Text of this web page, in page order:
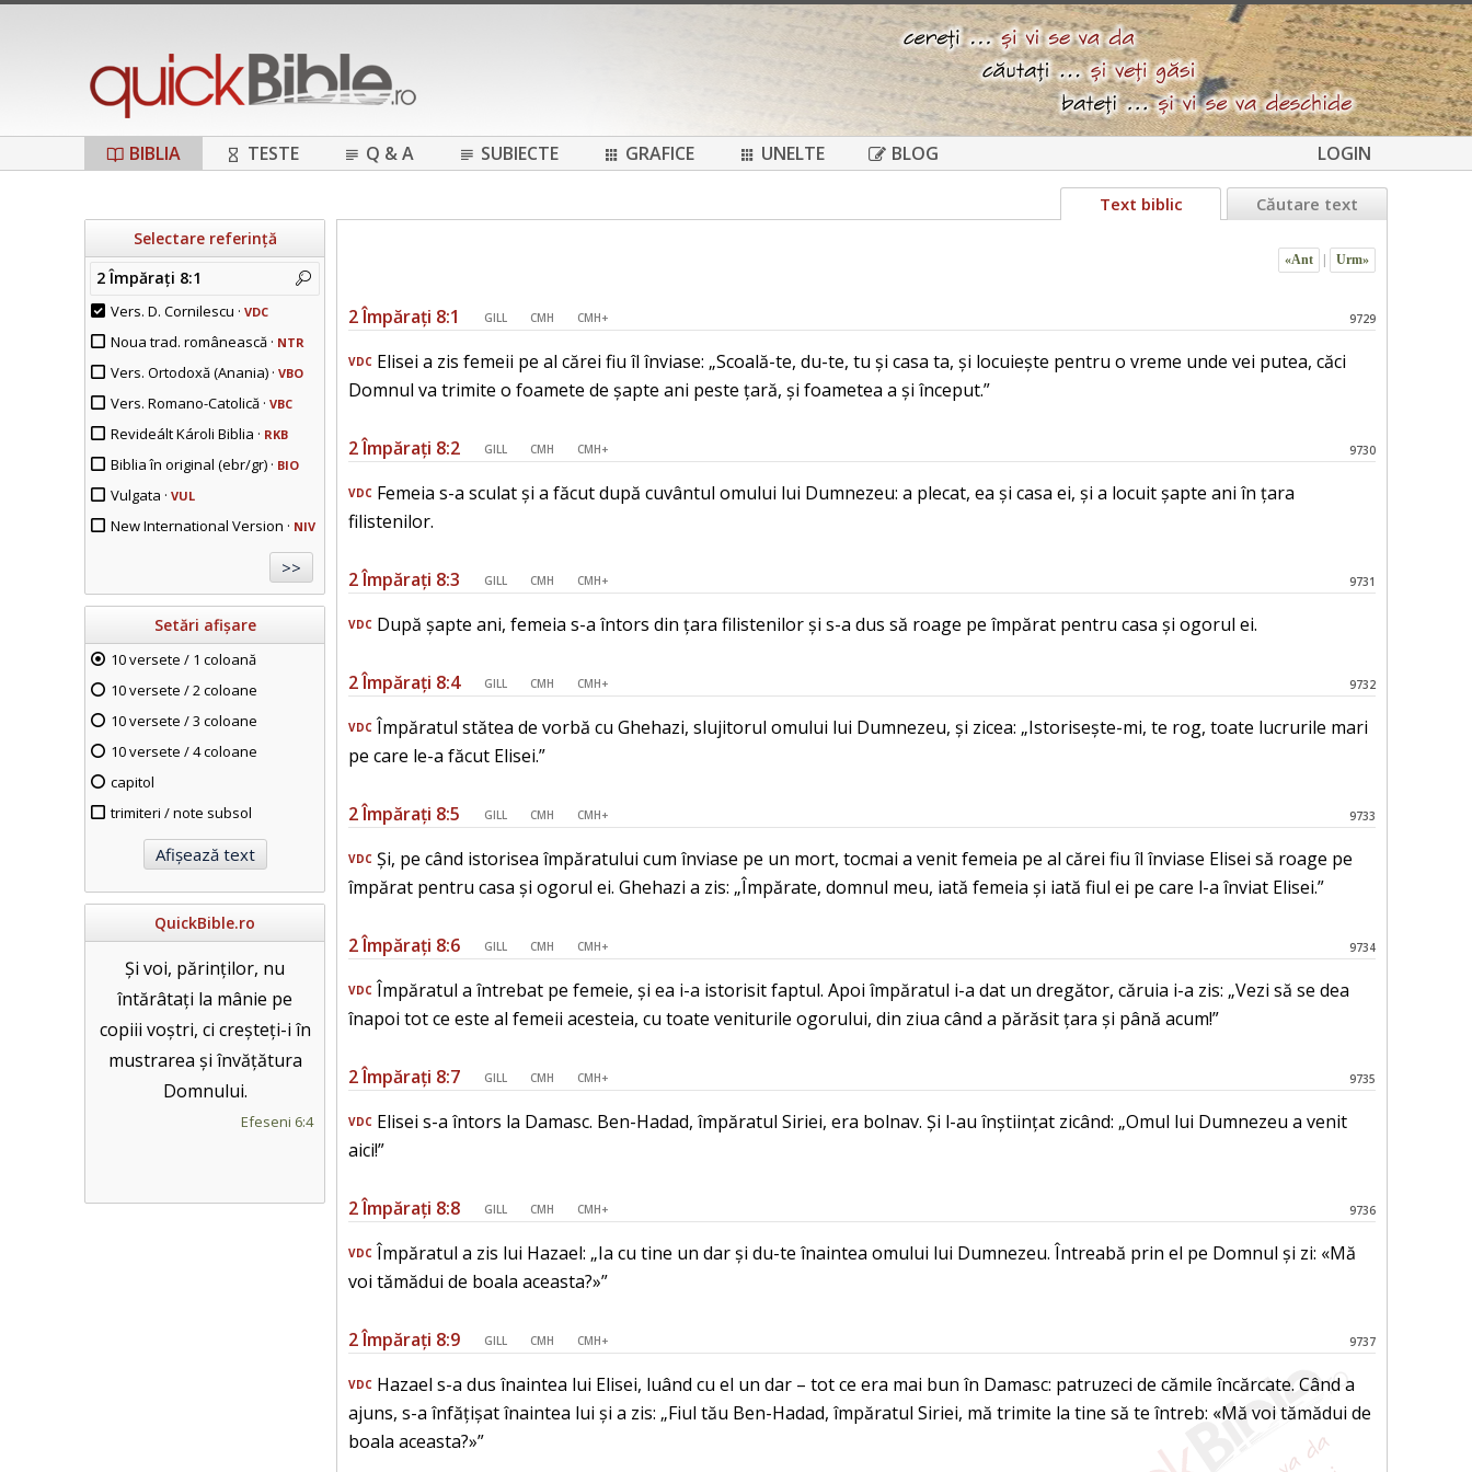
BIBLIA TESTE Q & A SUBIECTE GRAFICE UNELTE BLOG LOGIN
Selectare referință
2 Împărați 8:1
Vers. D. Cornilescu · VDC
Noua trad. românească · NTR
Vers. Ortodoxă (Anania) · VBO
Vers. Romano-Catolică · VBC
Revideált Károli Biblia · RKB
Biblia în original (ebr/gr) · BIO
Vulgata · VUL
New International Version · NIV
Setări afișare
10 versete / 1 coloană
10 versete / 2 coloane
10 versete / 3 coloane
10 versete / 4 coloane
capitol
trimiteri / note subsol
QuickBible.ro
Și voi, părinților, nu
întărâtați la mânie pe
copiii voștri, ci creșteți-i în
mustrarea și învățătura
Domnului.
Efeseni 6:4
Căutare text
Text biblic
«Ant Urm»
2 Împărați 8:1 GILL CMH CMH+ 9729
VDC Elisei a zis femeii pe al cărei fiu îl înviase: „Scoală-te, du-te, tu și casa ta, și locuiește pentru o vreme unde vei putea, căci
Domnul va trimite o foamete de șapte ani peste țară, și foametea a și început.”
2 Împărați 8:2 GILL CMH CMH+ 9730
VDC Femeia s-a sculat și a făcut după cuvântul omului lui Dumnezeu: a plecat, ea și casa ei, și a locuit șapte ani în țara
filistenilor.
2 Împărați 8:3 GILL CMH CMH+ 9731
VDC După șapte ani, femeia s-a întors din țara filistenilor și s-a dus să roage pe împărat pentru casa și ogorul ei.
2 Împărați 8:4 GILL CMH CMH+ 9732
VDC Împăratul stătea de vorbă cu Ghehazi, slujitorul omului lui Dumnezeu, și zicea: „Istorisește-mi, te rog, toate lucrurile mari
pe care le-a făcut Elisei.”
2 Împărați 8:5 GILL CMH CMH+ 9733
VDC Și, pe când istorisea împăratului cum înviase pe un mort, tocmai a venit femeia pe al cărei fiu îl înviase Elisei să roage pe
împărat pentru casa și ogorul ei. Ghehazi a zis: „Împărate, domnul meu, iată femeia și iată fiul ei pe care l-a înviat Elisei.”
2 Împărați 8:6 GILL CMH CMH+ 9734
VDC Împăratul a întrebat pe femeie, și ea i-a istorisit faptul. Apoi împăratul i-a dat un dregător, căruia i-a zis: „Vezi să se dea
înapoi tot ce este al femeii acesteia, cu toate veniturile ogorului, din ziua când a părăsit țara și până acum!”
2 Împărați 8:7 GILL CMH CMH+ 9735
VDC Elisei s-a întors la Damasc. Ben-Hadad, împăratul Siriei, era bolnav. Și l-au înștiințat zicând: „Omul lui Dumnezeu a venit
aici!”
2 Împărați 8:8 GILL CMH CMH+ 9736
VDC Împăratul a zis lui Hazael: „Ia cu tine un dar și du-te înaintea omului lui Dumnezeu. Întreabă prin el pe Domnul și zi: «Mă
voi tămădui de boala aceasta?»”
2 Împărați 8:9 GILL CMH CMH+ 9737
VDC Hazael s-a dus înaintea lui Elisei, luând cu el un dar – tot ce era mai bun în Damasc: patruzeci de cămile încărcate. Când a
ajuns, s-a înfățișat înaintea lui și a zis: „Fiul tău Ben-Hadad, împăratul Siriei, mă trimite la tine să te întreb: «Mă voi tămădui de
boala aceasta?»”